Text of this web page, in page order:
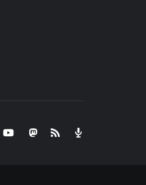
YoutubeMastodon.eus
RSS Podcast